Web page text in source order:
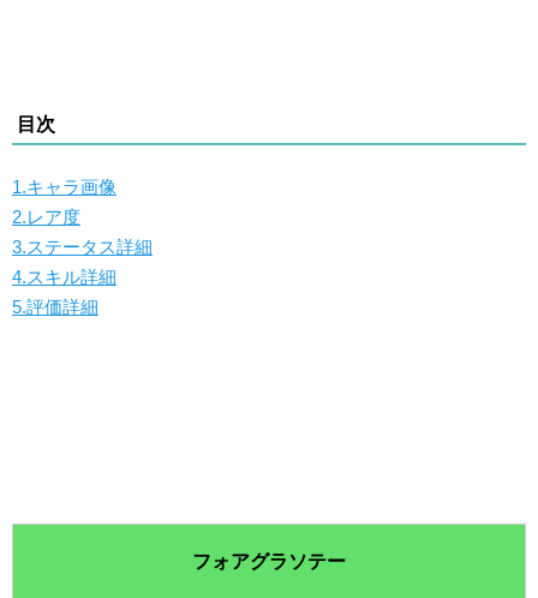
目次
1.キャラ画像
2.レア度
3.ステータス詳細
4.スキル詳細
5.評価詳細
フォアグラソテー